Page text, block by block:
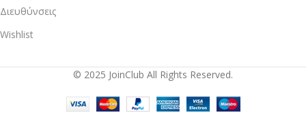
Διευθύνσεις
Wishlist
© 2025 JoinClub All Rights Reserved.